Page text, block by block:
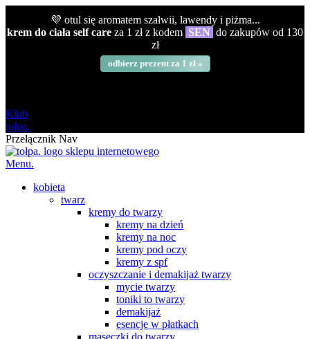
💜 otul się aromatem szałwii, lawendy i piżma...
krem do ciała self care za 1 zł z kodem SEN do zakupów od 130
zł
odbierz prezent za 1 zł »
Klub
tołpa.
Przełącznik Nav
Menu.
kobieta
twarz
kremy do twarzy
kremy na dzień
kremy na noc
kremy pod oczy
kremy z spf
oczyszczanie i demakijaż twarzy
mycie twarzy
toniki to twarzy
demakijaż
esencje w płatkach
maseczki do twarzy